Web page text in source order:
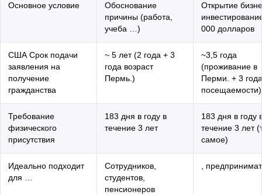
Основное условие
Обоснование
причины (работа,
учеба …)
Открытие
000 долларов
США Срок подачи
заявления на
получение
гражданства
~ 5 лет (2 года + 3
года возраст
Пермь.)
~3,5 года
(проживание в
Перми. + 3 года
посещаемости)
Требование
физического
присутствия
183 дня в году в
течение 3 лет
183 дня в году
течение 3 лет
самое)
Идеально подходит
для …
Сотрудников,
студентов,
пенсионеров
,